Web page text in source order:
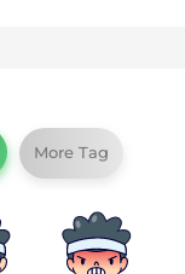
More Tag